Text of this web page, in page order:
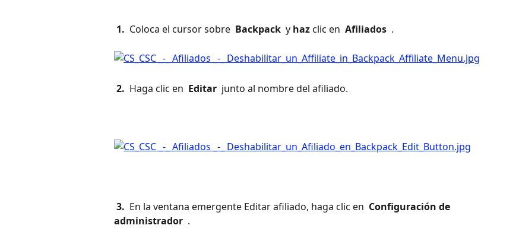
1. Coloca el cursor sobre Backpack y haz clic en Afiliados .
2. Haga clic en Editar junto al nombre del afiliado.
3. En la ventana emergente Editar afiliado, haga clic en Configuración de
administrador .